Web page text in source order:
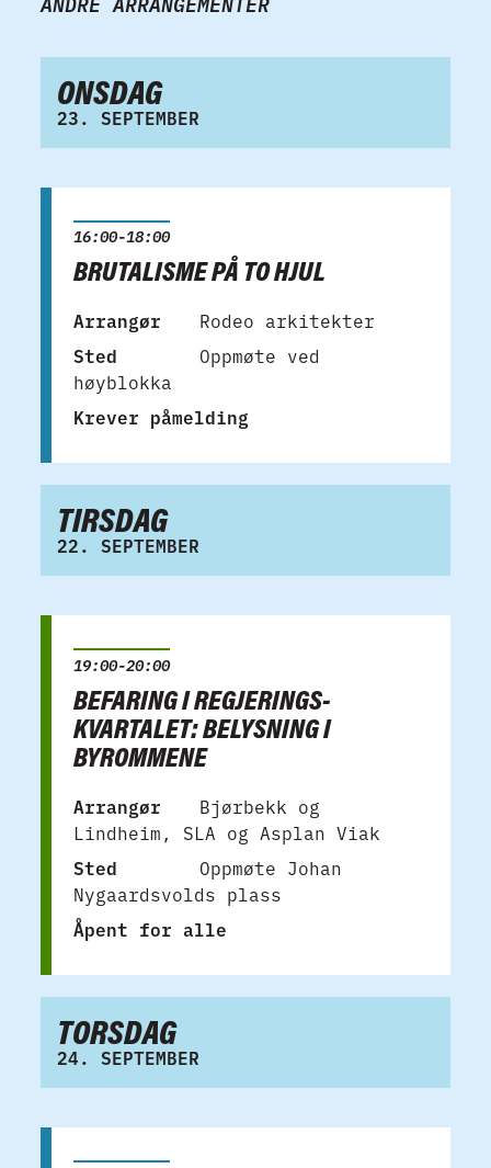
ONSDAG
23. SEPTEMBER
16:00-18:00
BRUTALISME PÅ TO HJUL
Arrangør
Rodeo arkitekter
Sted
Oppmøte ved
høyblokka
Krever påmelding
TIRSDAG
22. SEPTEMBER
19:00-20:00
BEFARING I REGJERINGS­
KVARTALET: BELYSNING I
BYROMMENE
Arrangør
Bjørbekk og
Lindheim, SLA og Asplan Viak
Sted
Oppmøte Johan
Nygaardsvolds plass
Åpent for alle
TORSDAG
24. SEPTEMBER